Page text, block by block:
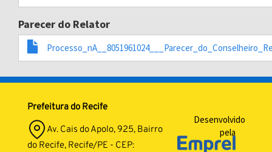
Parecer do Relator
Prefeitura do Recife
Av. Cais do Apolo, 925, Bairro
do Recife, Recife/PE - CEP:
Desenvolvido
pela